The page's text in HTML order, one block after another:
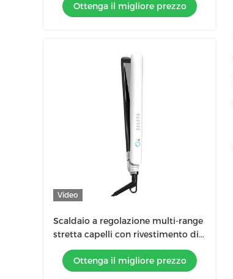
i tipi di capelli
Ottenga il migliore prezzo
Video
Scaldaio a regolazione multi-range
stretta capelli con rivestimento di
glasso ceramico per salotto
Ottenga il migliore prezzo